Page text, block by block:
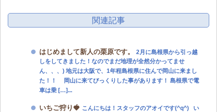
関連記事
はじめまして新人の栗原です。 2月に島根県から引っ越
しをしてきました！なのでまだ地理が全然分かってませ
ん、、、) 地元は大阪で、1年程島根県に住んで岡山に来まし
た！！ 岡山に来てびっくりした事があります！ 島根県で電
車は乗 […]...
いちご狩り🍓 こんにちは！スタッフのアオイです(^q^) い